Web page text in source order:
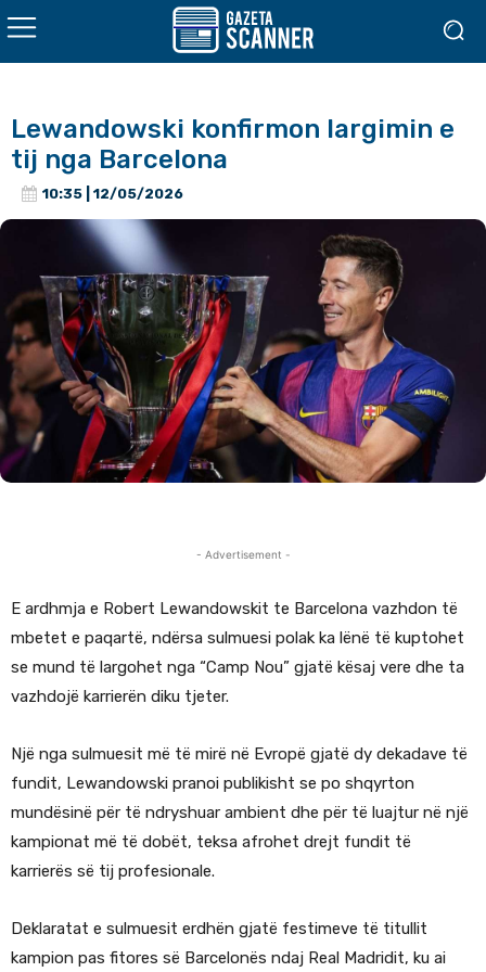
Lewandowski konfirmon largimin e
tij nga Barcelona
10:35 | 12/05/2026
- Advertisement -
E ardhmja e Robert Lewandowskit te Barcelona vazhdon të
mbetet e paqartë, ndërsa sulmuesi polak ka lënë të kuptohet
se mund të largohet nga “Camp Nou” gjatë kësaj vere dhe ta
vazhdojë karrierën diku tjeter.
Një nga sulmuesit më të mirë në Evropë gjatë dy dekadave të
fundit, Lewandowski pranoi publikisht se po shqyrton
mundësinë për të ndryshuar ambient dhe për të luajtur në një
kampionat më të dobët, teksa afrohet drejt fundit të
karrierës së tij profesionale.
Deklaratat e sulmuesit erdhën gjatë festimeve të titullit
kampion pas fitores së Barcelonës ndaj Real Madridit, ku ai